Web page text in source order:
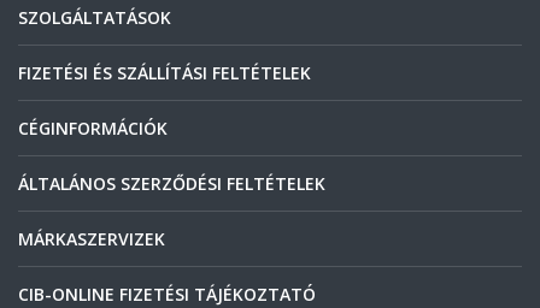
SZOLGÁLTATÁSOK
FIZETÉSI ÉS SZÁLLÍTÁSI FELTÉTELEK
CÉGINFORMÁCIÓK
ÁLTALÁNOS SZERZŐDÉSI FELTÉTELEK
MÁRKASZERVIZEK
CIB-ONLINE FIZETÉSI TÁJÉKOZTATÓ